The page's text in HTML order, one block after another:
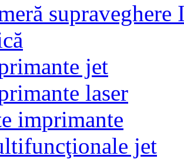
supraveghere
jet
laser
imprimante
jet